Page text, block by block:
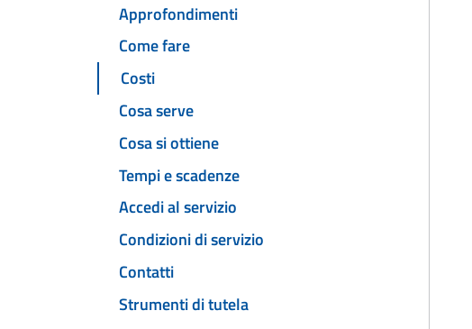
Approfondimenti
Come fare
Costi
Cosa serve
Cosa si ottiene
Tempi e scadenze
Accedi al servizio
Condizioni di servizio
Contatti
Strumenti di tutela